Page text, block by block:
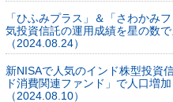
「ひふみプラス」＆「さわかみ
気投資信託の運用成績を星の数
（2024.08.24）
新NISAで人気のインド株型投資
ド消費関連ファンド」で人口増
（2024.08.10）